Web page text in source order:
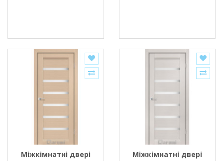
Міжкімнатні двері
Міжкімнатні двері